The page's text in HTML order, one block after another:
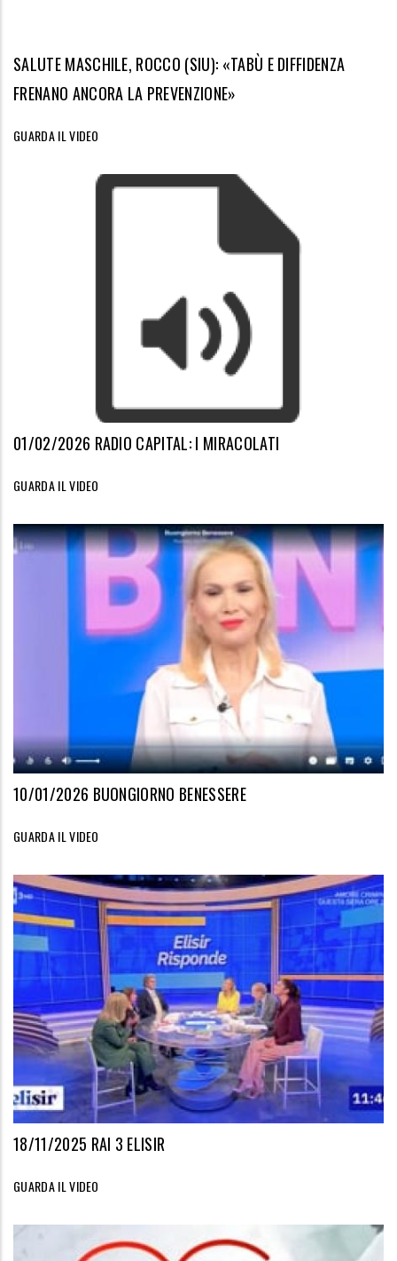
SALUTE MASCHILE, ROCCO (SIU): «TABÙ E DIFFIDENZA
FRENANO ANCORA LA PREVENZIONE»
GUARDA IL VIDEO
01/02/2026 RADIO CAPITAL: I MIRACOLATI
GUARDA IL VIDEO
10/01/2026 BUONGIORNO BENESSERE
GUARDA IL VIDEO
18/11/2025 RAI 3 ELISIR
GUARDA IL VIDEO